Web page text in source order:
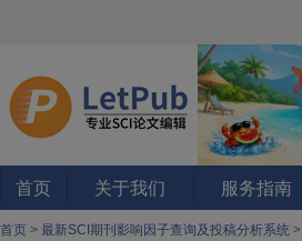
首页 关于我们 服务指南
首页 > 最新SCI期刊影响因子查询及投稿分析系统 >